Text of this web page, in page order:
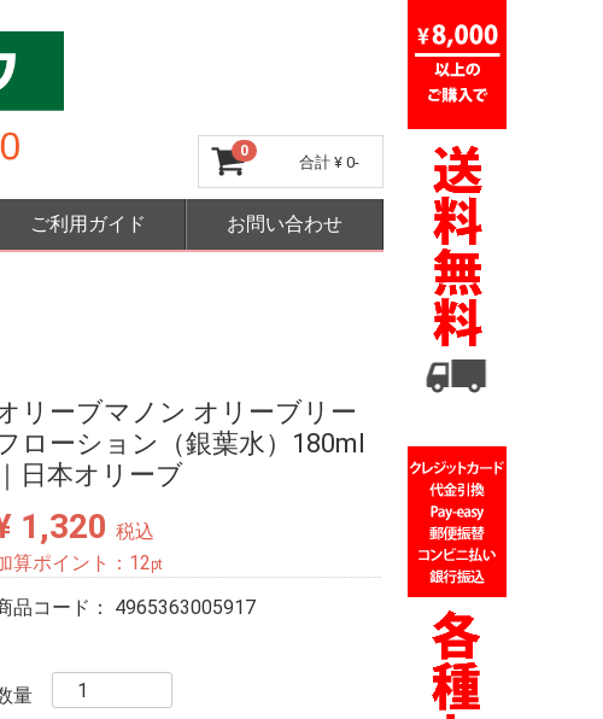
ご利用ガイド お問い合わせ
リーブマノン オリーブリー
ローション（銀葉水）180ml
｜日本オリーブ
1,320 税込
算ポイント： 12pt
品コード： 4965363005917
量
0
合計¥ 0-